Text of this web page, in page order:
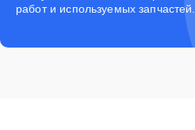
работ и используемых запчастей.